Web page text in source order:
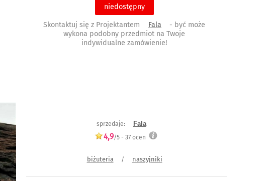
niedostępny
Skontaktuj się z Projektantem Fala
- być może
wykona podobny przedmiot na Twoje
indywidualne zamówienie!
sprzedaje: Fala
4,9/5 - 37ocen
biżuteria / naszyjniki